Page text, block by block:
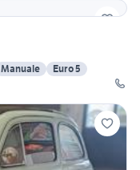
Manuale
Euro 5